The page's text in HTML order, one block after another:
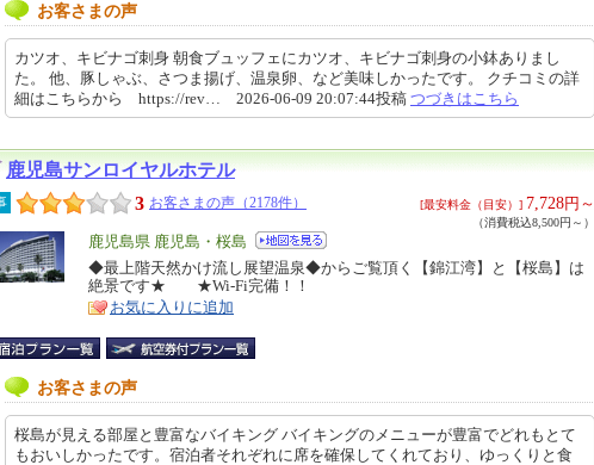
お客さまの声
カツオ、キビナゴ刺身 朝食ブュッフェにカツオ、キビナゴ刺身の小鉢ありまし
た。 他、豚しゃぶ、さつま揚げ、温泉卵、など美味しかったです。 クチコミの詳
細はこちらから https://rev… 2026-06-09 20:07:44投稿 つづきはこちら
鹿児島サンロイヤルホテル
3 お客さまの声（2178件） [最安料金（目安）] 7,728円～
（消費税込8,500円～）
エ
リ
ア
鹿児島県 鹿児島・桜島
特
徴
◆最上階天然かけ流し展望温泉◆からご覧頂く【錦江湾】と【桜島】は
絶景です★ ★Wi-Fi完備！！
お気に入りに追加
お客さまの声
桜島が見える部屋と豊富なバイキング バイキングのメニューが豊富でどれもとて
もおいしかったです。宿泊者それぞれに席を確保してくれており、ゆっくりと食